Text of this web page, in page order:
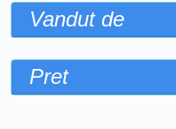
Vandut de
Pret